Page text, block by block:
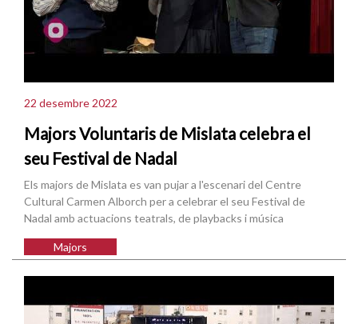
22 desembre 2022
Majors Voluntaris de Mislata celebra el
seu Festival de Nadal
Els majors de Mislata es van pujar a l'escenari del Centre
Cultural Carmen Alborch per a celebrar el seu Festival de
Nadal amb actuacions teatrals, de playbacks i música
Majors